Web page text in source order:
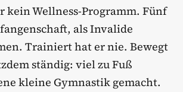
kein Wellness-Programm. Fünf
als Invalide
Trainiert hat er nie. Bewegt
ständig: viel zu Fuß
kleine Gymnastik gemacht.